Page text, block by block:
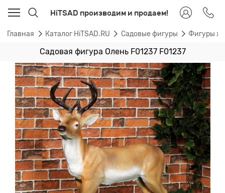
HiTSAD производим и продаем!
Главная Каталог HiTSAD.RU Садовые фигуры Фигуры
Садовая фигура Олень F01237 F01237